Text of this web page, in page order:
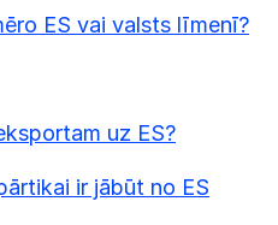
ES vai valsts līmenī?
uz ES?
ir jābūt no ES